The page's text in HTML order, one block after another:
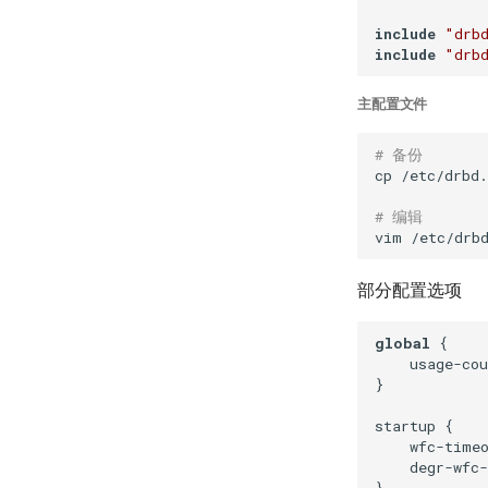
include
include
主配置文件
# 备份
cp /etc/
# 编辑
部分配置选项
global {
}
startup {
wfc-
degr-